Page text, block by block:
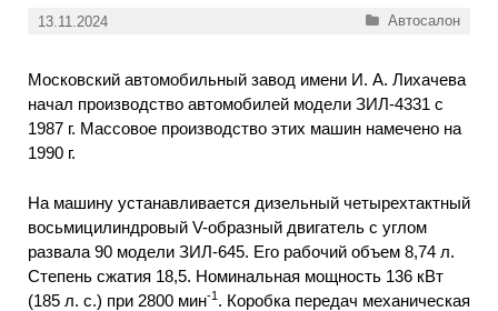
13.11.2024 Рубрики
Автосалон
Московский автомобильный завод имени И. А. Лихачева
начал производство автомобилей модели ЗИЛ-4331 с
1987 г. Массовое производство этих машин намечено на
1990 г.
На машину устанавливается дизельный четырехтактный
восьмицилиндровый V-образный двигатель с углом
развала 90 модели ЗИЛ-645. Его рабочий объем 8,74 л.
Степень сжатия 18,5. Номинальная мощность 136 кВт
(185 л. с.) при 2800 мин-1 . Коробка передач механическая